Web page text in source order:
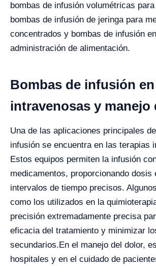
bombas de infusión volumétricas
bombas de infusión de jeringa para
concentrados y bombas de infusión
administración de alimentación.
Bombas de infusión
intravenosas y manejo
Una de las aplicaciones principales
infusión se encuentra en las terapias
Estos equipos permiten la infusión
medicamentos, proporcionando dosis
intervalos de tiempo precisos.
como los utilizados en la
precisión extremadamente precisa
eficacia del tratamiento y minimizar
secundarios.En el manejo del dolor,
hospitales y en el cuidado de